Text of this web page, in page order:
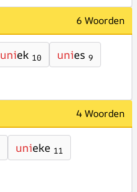
6 Woorden
uniek 10 unies 9
4 Woorden
unieke 11